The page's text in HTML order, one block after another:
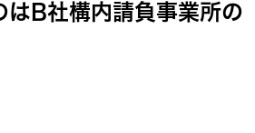
はB社構内請負事業所の